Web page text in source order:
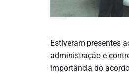
Estiveram presentes
administração e
importância do